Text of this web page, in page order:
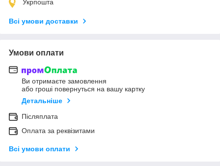
Укрпошта
Всі умови доставки
Умови оплати
Ви отримаєте замовлення
або гроші повернуться на вашу картку
Детальніше
Післяплата
Оплата за реквізитами
Всі умови оплати